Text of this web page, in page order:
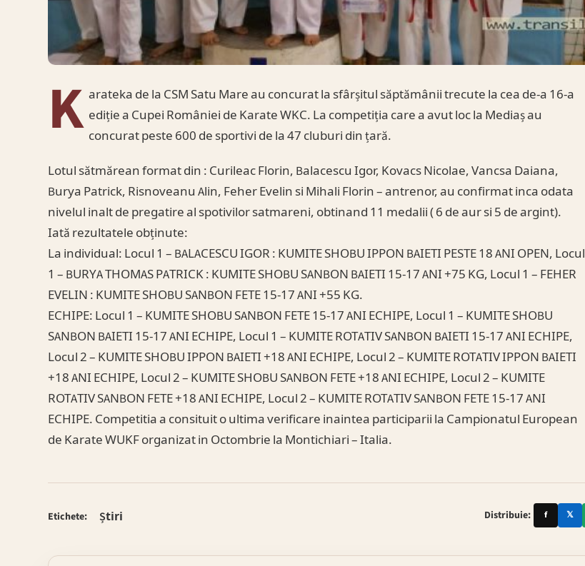
K arateka de la CSM Satu Mare au concurat la sfârșitul săptămânii trecute la cea de-a 16-a
ediție a Cupei României de Karate WKC. La competiția care a avut loc la Mediaș au
concurat peste 600 de sportivi de la 47 cluburi din țară.
Lotul sătmărean format din : Curileac Florin, Balacescu Igor, Kovacs Nicolae, Vancsa Daiana,
Burya Patrick, Risnoveanu Alin, Feher Evelin si Mihali Florin – antrenor, au confirmat inca odata
nivelul inalt de pregatire al spotivilor satmareni, obtinand 11 medalii ( 6 de aur si 5 de argint).
Iată rezultatele obținute:
La individual: Locul 1 – BALACESCU IGOR : KUMITE SHOBU IPPON BAIETI PESTE 18 ANI OPEN, Locul
1 – BURYA THOMAS PATRICK : KUMITE SHOBU SANBON BAIETI 15-17 ANI +75 KG, Locul 1 – FEHER
EVELIN : KUMITE SHOBU SANBON FETE 15-17 ANI +55 KG.
ECHIPE: Locul 1 – KUMITE SHOBU SANBON FETE 15-17 ANI ECHIPE, Locul 1 – KUMITE SHOBU
SANBON BAIETI 15-17 ANI ECHIPE, Locul 1 – KUMITE ROTATIV SANBON BAIETI 15-17 ANI ECHIPE,
Locul 2 – KUMITE SHOBU IPPON BAIETI +18 ANI ECHIPE, Locul 2 – KUMITE ROTATIV IPPON BAIETI
+18 ANI ECHIPE, Locul 2 – KUMITE SHOBU SANBON FETE +18 ANI ECHIPE, Locul 2 – KUMITE
ROTATIV SANBON FETE +18 ANI ECHIPE, Locul 2 – KUMITE ROTATIV SANBON FETE 15-17 ANI
ECHIPE. Competitia a consituit o ultima verificare inaintea participarii la Campionatul European
de Karate WUKF organizat in Octombrie la Montichiari – Italia.
Etichete: Știri Distribuie: f 𝕏